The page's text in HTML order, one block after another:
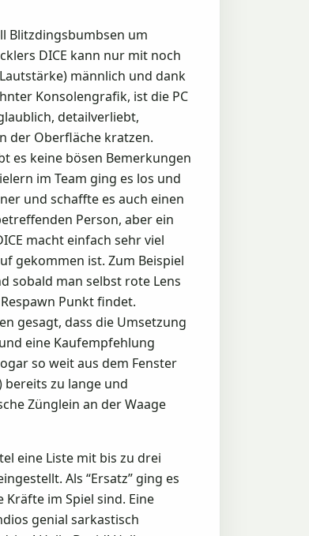
Blitzdingsbumbsen um
DICE kann nur mit noch
männlich und dank
Konsolengrafik, ist die PC
detailverliebt,
der Oberfläche kratzen.
es keine bösen Bemerkungen
im Team ging es los und
und schaffte es auch einen
Person, aber ein
macht einfach sehr viel
gekommen ist. Zum Beispiel
sobald man selbst rote Lens
Punkt findet.
gesagt, dass die Umsetzung
eine Kaufempfehlung
so weit aus dem Fenster
bereits zu lange und
Zünglein an der Waage
eine Liste mit bis zu drei
Als “Ersatz” ging es
im Spiel sind. Eine
genial sarkastisch